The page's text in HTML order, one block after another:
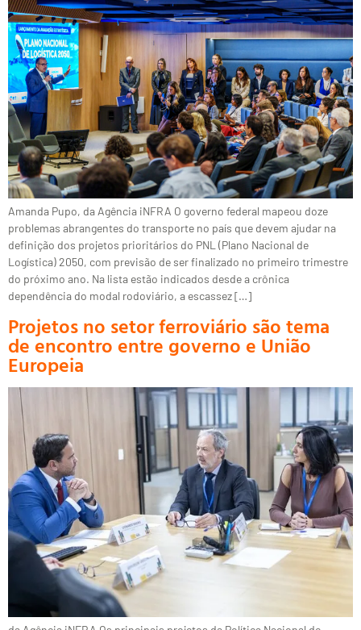
Amanda Pupo, da Agência iNFRA O governo federal mapeou doze
problemas abrangentes do transporte no país que devem ajudar na
definição dos projetos prioritários do PNL (Plano Nacional de
Logística) 2050, com previsão de ser finalizado no primeiro trimestre
do próximo ano. Na lista estão indicados desde a crônica
dependência do modal rodoviário, a escassez […]
Projetos no setor ferroviário são tema
de encontro entre governo e União
Europeia